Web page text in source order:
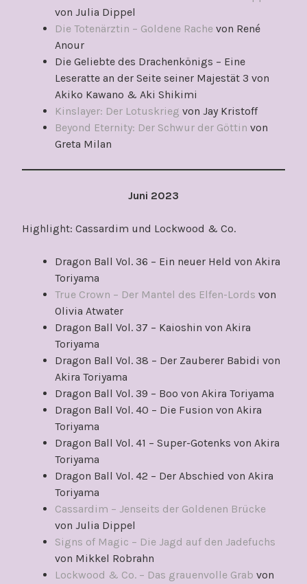
von Julia Dippel
Die Totenärztin – Goldene Rache von René
Anour
Die Geliebte des Drachenkönigs – Eine
Leseratte an der Seite seiner Majestät 3 von
Akiko Kawano & Aki Shikimi
Kinslayer: Der Lotuskrieg von Jay Kristoff
Beyond Eternity: Der Schwur der Göttin von
Greta Milan
Juni 2023
Highlight: Cassardim und Lockwood & Co.
Dragon Ball Vol. 36 – Ein neuer Held von Akira
Toriyama
True Crown – Der Mantel des Elfen-Lords von
Olivia Atwater
Dragon Ball Vol. 37 – Kaioshin von Akira
Toriyama
Dragon Ball Vol. 38 – Der Zauberer Babidi von
Akira Toriyama
Dragon Ball Vol. 39 – Boo von Akira Toriyama
Dragon Ball Vol. 40 – Die Fusion von Akira
Toriyama
Dragon Ball Vol. 41 – Super-Gotenks von Akira
Toriyama
Dragon Ball Vol. 42 – Der Abschied von Akira
Toriyama
Cassardim – Jenseits der Goldenen Brücke
von Julia Dippel
Signs of Magic – Die Jagd auf den Jadefuchs
von Mikkel Robrahn
Lockwood & Co. – Das grauenvolle Grab von